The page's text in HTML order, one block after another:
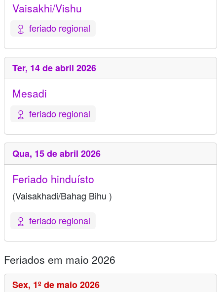
Vaisakhi/Vishu
feriado regional
Ter, 14 de abril 2026
Mesadi
feriado regional
Qua, 15 de abril 2026
Feriado hinduísto
(Vaisakhadi/Bahag Bihu )
feriado regional
Feriados em maio 2026
Sex, 1º de maio 2026